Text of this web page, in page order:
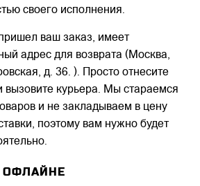
своего исполнения.
ваш заказ, имеет
адрес для возврата (Москва,
д. 36. ). Просто отнесите
курьера. Мы стараемся
и не закладываем в цену
поэтому вам нужно будет
ОФЛАЙНЕ